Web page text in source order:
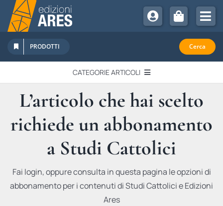
Salta
contenuto
Chi Siamo
Sostienici
Abbonamenti
Promozioni
Newsletter
PRODOTTI Cerca
CATEGORIE ARTICOLI
EDITORIALI
IN QUESTO NUMERO
RECENSIONI
L’articolo che hai scelto
richiede un abbonamento
a Studi Cattolici
Fai login, oppure consulta in questa pagina le opzioni di
abbonamento per i contenuti di Studi Cattolici e Edizioni
Ares